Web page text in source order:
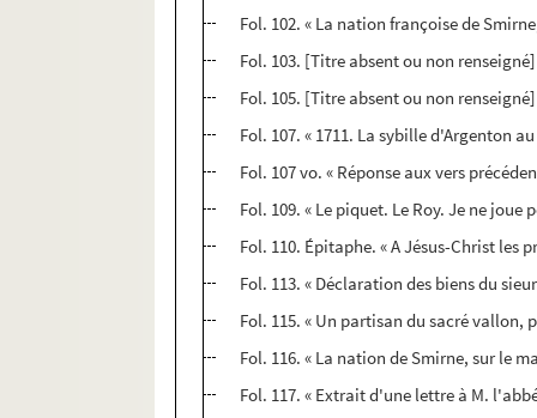
Fol. 102. « La nation françoise de
Fol. 103. [Titre absent ou non renseigné]
Fol. 105. [Titre absent ou non renseigné]
Fol. 107. « 1711. La sybille d'Argenton
Fol. 107 vo. « Réponse aux vers
Fol. 109. « Le piquet. Le Roy. Je ne
Fol. 110. Épitaphe. « A Jésus-Christ les
Fol. 113. « Déclaration des biens du
Fol. 115. « Un partisan du sacré vallon,
Fol. 116. « La nation de Smirne, sur le
Fol. 117. « Extrait d'une lettre à M.